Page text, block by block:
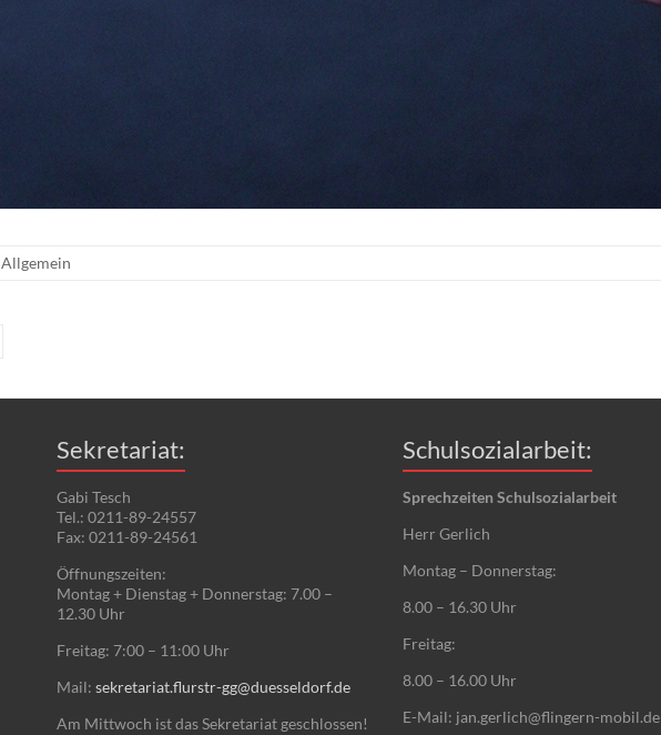
Allgemein
Sekretariat:
Gabi Tesch
Tel.: 0211-89-24557
Fax: 0211-89-24561
Öffnungszeiten:
Montag + Dienstag + Donnerstag: 7.00 –
12.30 Uhr
Freitag: 7:00 – 11:00 Uhr
Mail: sekretariat.flurstr-gg@duesseldorf.de
Am Mittwoch ist das Sekretariat geschlossen!
Schulsozialarbeit:
Sprechzeiten Schulsozialarbeit
Herr Gerlich
Montag – Donnerstag:
8.00 – 16.30 Uhr
Freitag:
8.00 – 16.00 Uhr
E-Mail: jan.gerlich@flingern-mobil.de